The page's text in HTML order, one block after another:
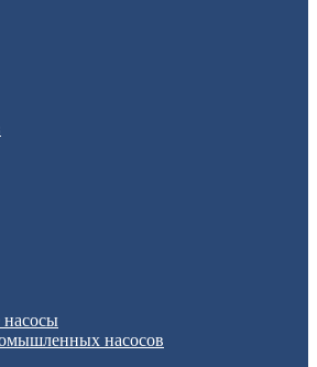
насосов